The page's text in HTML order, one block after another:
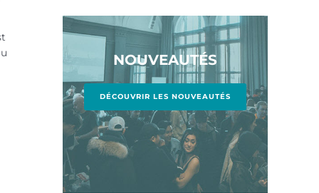
NOUVEAUTÉS
DÉCOUVRIR LES NOUVEAUTÉS